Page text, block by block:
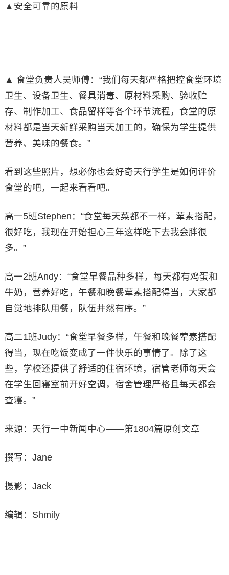
▲安全可靠的原料
▲ 食堂负责人吴师傅：“我们每天都严格把控食堂环境
卫生、设备卫生、餐具消毒、原材料采购、验收贮
存、制作加工、食品留样等各个环节流程，食堂的原
材料都是当天新鲜采购当天加工的，确保为学生提供
营养、美味的餐食。”
看到这些照片，想必你也会好奇天行学生是如何评价
食堂的吧，一起来看看吧。
高一5班Stephen：“食堂每天菜都不一样，荤素搭配，
很好吃，我现在开始担心三年这样吃下去我会胖很
多。”
高一2班Andy：“食堂早餐品种多样，每天都有鸡蛋和
牛奶，营养好吃，午餐和晚餐荤素搭配得当，大家都
自觉地排队用餐，队伍井然有序。”
高二1班Judy：“食堂早餐多样，午餐和晚餐荤素搭配
得当，现在吃饭变成了一件快乐的事情了。除了这
些，学校还提供了舒适的住宿环境，宿管老师每天会
在学生回寝室前开好空调，宿舍管理严格且每天都会
查寝。”
来源：天行一中新闻中心——第1804篇原创文章
撰写：Jane
摄影：Jack
编辑：Shmily